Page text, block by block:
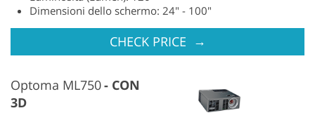
Dimensioni dello schermo: 24" - 100"
CHECK PRICE →
Optoma ML750
CON
3D